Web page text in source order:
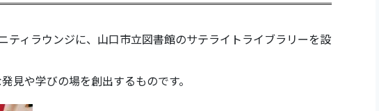
ティラウンジに、山口市立図書館のサテライトライブラリーを設
見や学びの場を創出するものです。